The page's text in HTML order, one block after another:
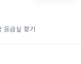
응급실 찾기